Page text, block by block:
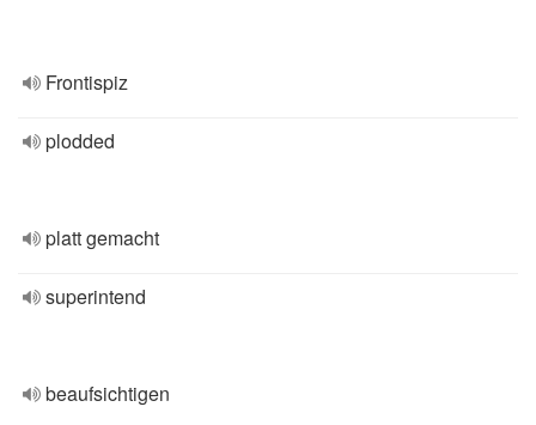
Frontispiz
plodded
platt gemacht
superintend
beaufsichtigen